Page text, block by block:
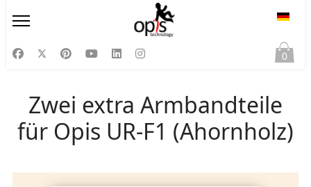
0
Zwei extra Armbandteile
für Opis UR-F1 (Ahornholz)